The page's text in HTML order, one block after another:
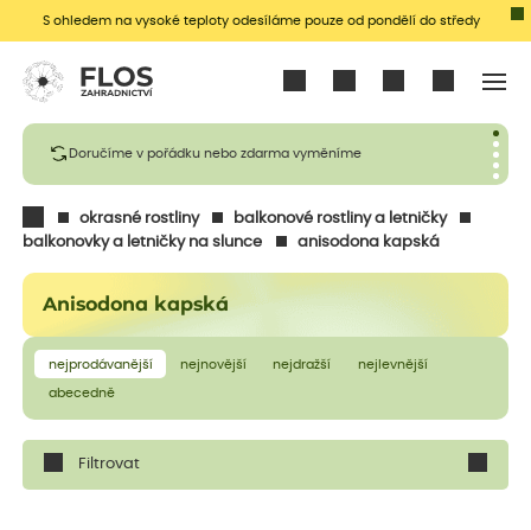
S ohledem na vysoké teploty odesíláme pouze od pondělí do středy
Doručíme v pořádku nebo zdarma vyměníme
okrasné rostliny
balkonové rostliny a letničky
balkonovky a letničky na slunce
anisodona kapská
Anisodona kapská
nejprodávanější nejnovější nejdražší nejlevnější
abecedně
Filtrovat